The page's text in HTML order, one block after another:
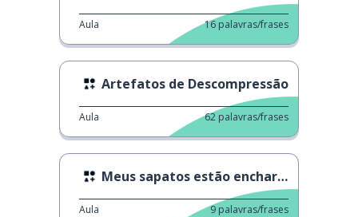
Aula 16 palavras/frases
Artefatos de Descompressão
Aula 62 palavras/frases
Meus sapatos estão encharcados
Aula 9 palavras/frases